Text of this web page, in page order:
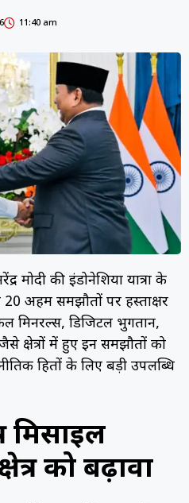
11:40 am
नरेंद्र मोदी की इंडोनेशिया यात्रा के
20 अहम समझौतों पर हस्ताक्षर
मिनरल्स, डिजिटल भुगतान,
क्षेत्रों में हुए इन समझौतों को
हितों के लिए बड़ी उपलब्धि
मिसाइल
को बढ़ावा